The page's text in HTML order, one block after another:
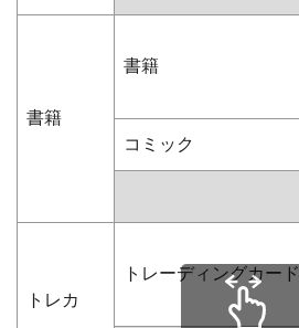
書籍
書籍
コミック
トレカ
トレーディングカード